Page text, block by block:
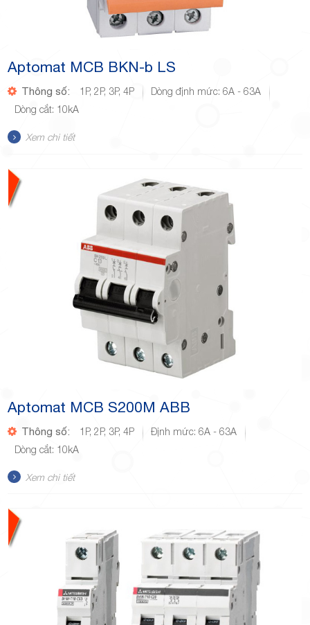
Aptomat MCB BKN-b LS
Thông số: 1P, 2P, 3P, 4P
Dòng định mức: 6A - 63A
Dòng cắt: 10kA
Xem chi tiết
Aptomat MCB S200M ABB
Thông số: 1P, 2P, 3P, 4P
Định mức: 6A - 63A
Dòng cắt: 10kA
Xem chi tiết